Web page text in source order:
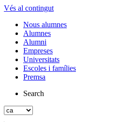
Vés al contingut
Nous alumnes
Alumnes
Alumni
Empreses
Universitats
Escoles i famílies
Premsa
Search